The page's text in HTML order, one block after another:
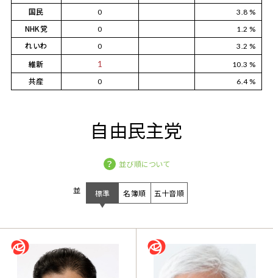
国民 0 3.8 %
NHK党 0 1.2 %
れいわ 0 3.2 %
維新 1 10.3 %
共産 0 6.4 %
自由民主党
並び順について
並び 標準 名簿順 五十音順